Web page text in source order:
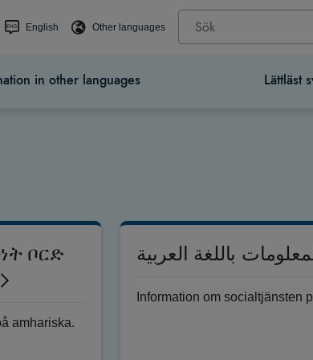
English Other languages
in other languages Lättläst
ቦርድ
amhariska.
باللغة العربية
Information om socialtjänsten